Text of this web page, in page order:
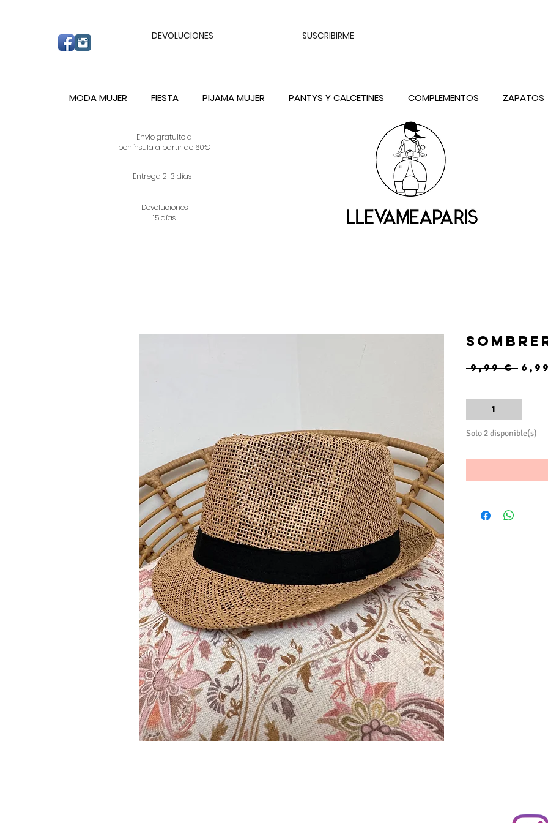
DEVOLUCIONES
SUSCRIBIRME
MODA MUJER FIESTA PIJAMA MUJER PANTYS Y CALCETINES COMPLEMENTOS ZAPATOS
Envio gratuito a
península a partir de 60€
Entrega 2-3 días
Devoluciones
15 días
9,99 €
Solo 2 disponible(s)